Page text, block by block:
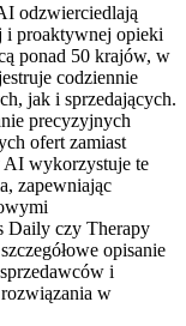
odzwierciedlają
i proaktywnej opieki
ponad 50 krajów, w
codziennie
jak i sprzedających.
precyzyjnych
ofert zamiast
AI wykorzystuje te
zapewniając
Daily czy Therapy
opisanie
i
w